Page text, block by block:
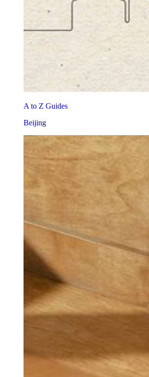
A to Z Guides
Beijing